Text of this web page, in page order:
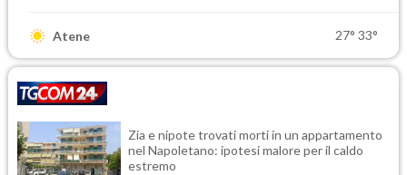
Atene 27° 33°
Zia e nipote trovati morti in un appartamento
nel Napoletano: ipotesi malore per il caldo
estremo